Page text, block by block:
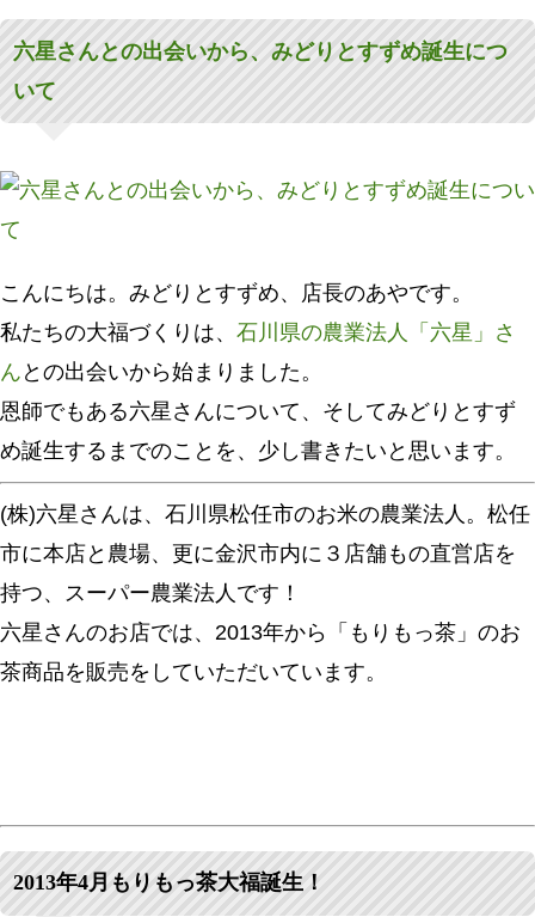
者
日:
ゴ
リ
六星さんとの出会いから、みどりとすずめ誕生につ
いて
こんにちは。みどりとすずめ、店長のあやです。
私たちの大福づくりは、 石川県の農業法人「六星」さ
ん との出会いから始まりました。
恩師でもある六星さんについて、そしてみどりとすず
め誕生するまでのことを、少し書きたいと思います。
(株)六星さんは、石川県松任市のお米の農業法人。松任
市に本店と農場、更に金沢市内に３店舗もの直営店を
持つ、スーパー農業法人です！
六星さんのお店では、2013年から「もりもっ茶」のお
茶商品を販売をしていただいています。
2013年4月もりもっ茶大福誕生！